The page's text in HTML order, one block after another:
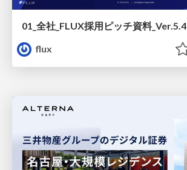
01_全社_FLUX採用ピッチ資料_Ver.5.4
flux